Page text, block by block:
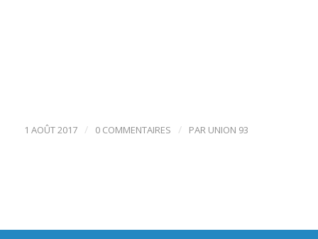
1 AOÛT 2017 / 0 COMMENTAIRES / PAR UNION 93